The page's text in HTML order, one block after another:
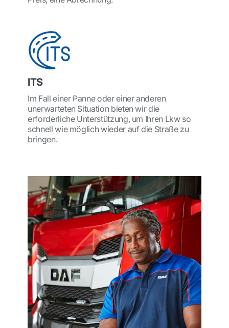
ITS
Im Fall einer Panne oder einer anderen
unerwarteten Situation bieten wir die
erforderliche Unterstützung, um Ihren Lkw so
schnell wie möglich wieder auf die Straße zu
bringen.